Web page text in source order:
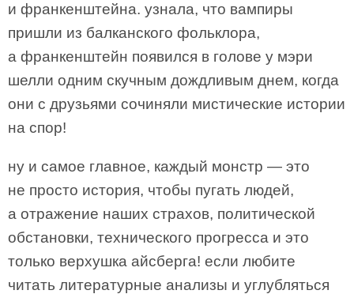
и франкенштейна. узнала, что вампиры
пришли из балканского фольклора,
а франкенштейн появился в голове у мэри
шелли одним скучным дождливым днем, когда
они с друзьями сочиняли мистические истории
на спор!
ну и самое главное, каждый монстр — это
не просто история, чтобы пугать людей,
а отражение наших страхов, политической
обстановки, технического прогресса и это
только верхушка айсберга! если любите
читать литературные анализы и углубляться